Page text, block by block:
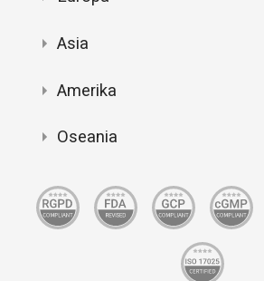
Asia
Amerika
Oseania